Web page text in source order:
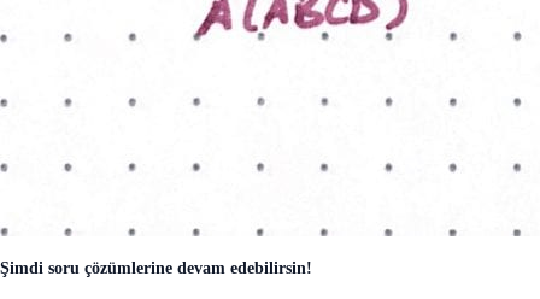
Şimdi soru çözümlerine devam edebilirsin!